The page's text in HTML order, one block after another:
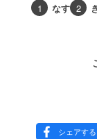
1 なす 2